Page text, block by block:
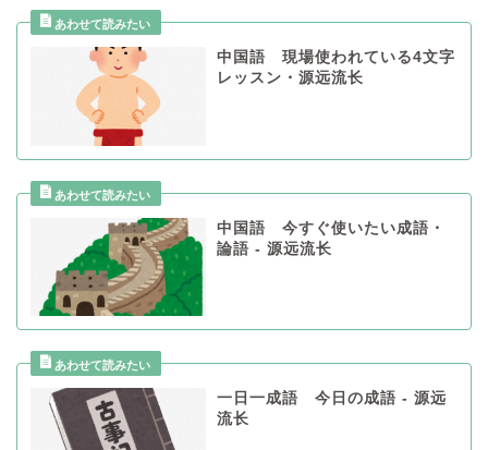
中国語 現場使われている4文字
レッスン・源远流长
中国語 今すぐ使いたい成語・
論語 - 源远流长
一日一成語 今日の成語 - 源远
流长